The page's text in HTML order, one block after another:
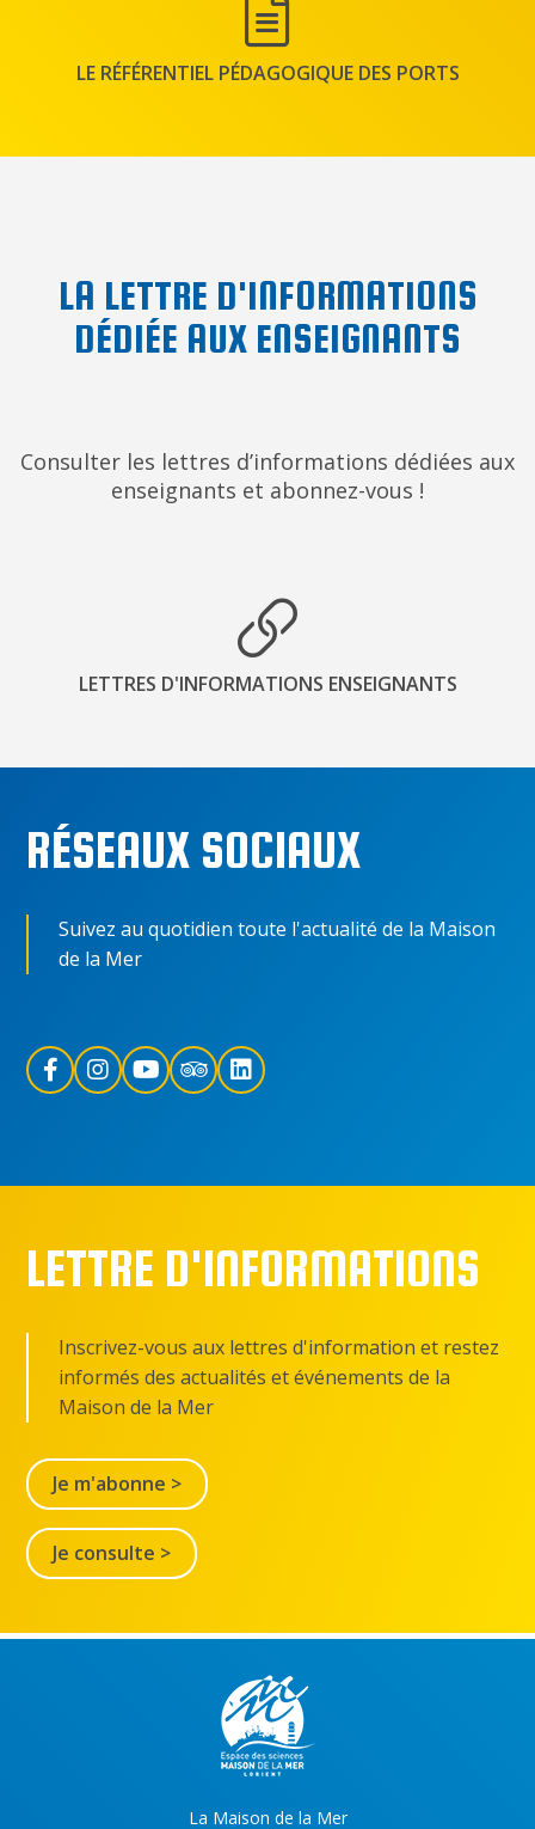
LE RÉFÉRENTIEL PÉDAGOGIQUE DES PORTS
LA LETTRE D'INFORMATIONS
DÉDIÉE AUX ENSEIGNANTS
Consulter les lettres d’informations dédiées aux
enseignants et abonnez-vous !
LETTRES D'INFORMATIONS ENSEIGNANTS
RÉSEAUX SOCIAUX
Suivez au quotidien toute l'actualité de la Maison
de la Mer
LETTRE D'INFORMATIONS
Inscrivez-vous aux lettres d'information et restez
informés des actualités et événements de la
Maison de la Mer
Je m'abonne >
Je consulte >
La Maison de la Mer